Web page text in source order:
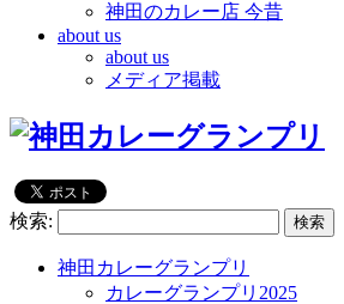
神田のカレー店 今昔
about us
about us
メディア掲載
検索:
神田カレーグランプリ
カレーグランプリ2025